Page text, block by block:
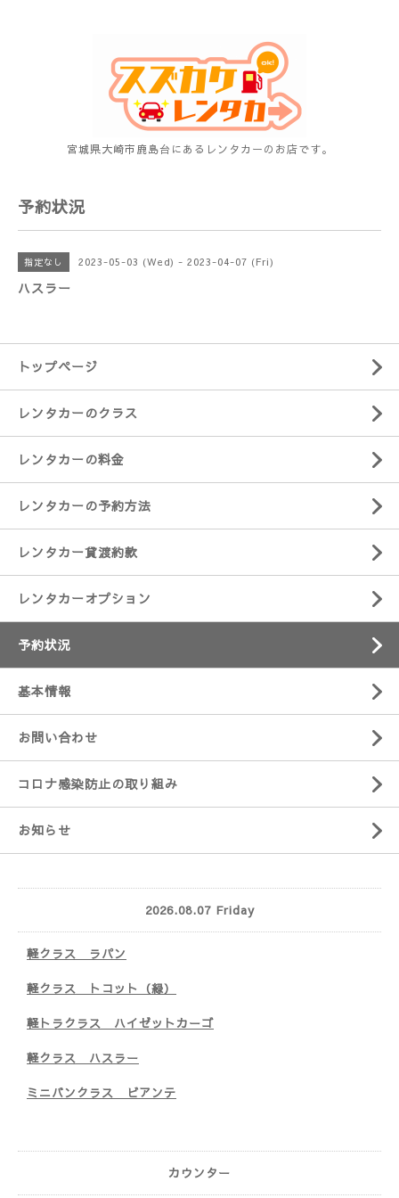
宮城県大崎市鹿島台にあるレンタカーのお店です。
予約状況
指定なし 2023-05-03 (Wed) - 2023-04-07 (Fri)
ハスラー
トップページ
レンタカーのクラス
レンタカーの料金
レンタカーの予約方法
レンタカー貸渡約款
レンタカーオプション
予約状況
基本情報
お問い合わせ
コロナ感染防止の取り組み
お知らせ
2026.08.07 Friday
軽クラス ラパン
軽クラス トコット（緑）
軽トラクラス ハイゼットカーゴ
軽クラス ハスラー
ミニバンクラス ビアンテ
カウンター